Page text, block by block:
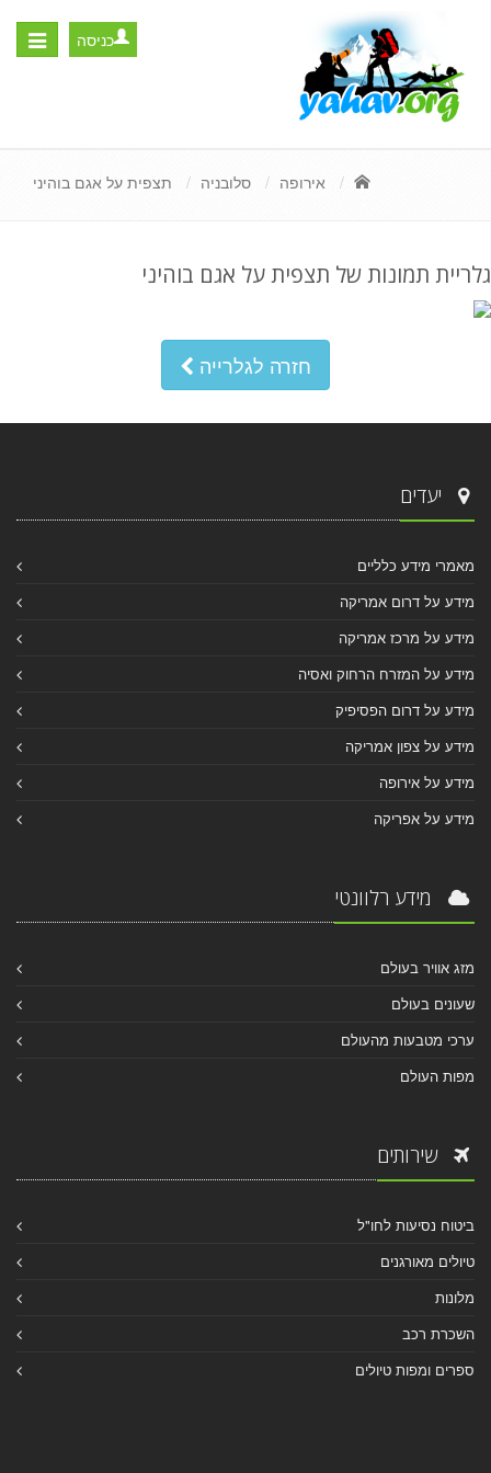
Toggle
כניסה
אירופה סלובניה תצפית על אגם בוהיני
גלריית תמונות של תצפית על אגם בוהיני
חזרה לגלרייה
יעדים
מאמרי מידע כלליים
מידע על דרום אמריקה
מידע על מרכז אמריקה
מידע על המזרח הרחוק ואסיה
מידע על דרום הפסיפיק
מידע על צפון אמריקה
מידע על אירופה
מידע על אפריקה
מידע רלוונטי
מזג אוויר בעולם
שעונים בעולם
ערכי מטבעות מהעולם
מפות העולם
שירותים
ביטוח נסיעות לחו"ל
טיולים מאורגנים
מלונות
השכרת רכב
ספרים ומפות טיולים